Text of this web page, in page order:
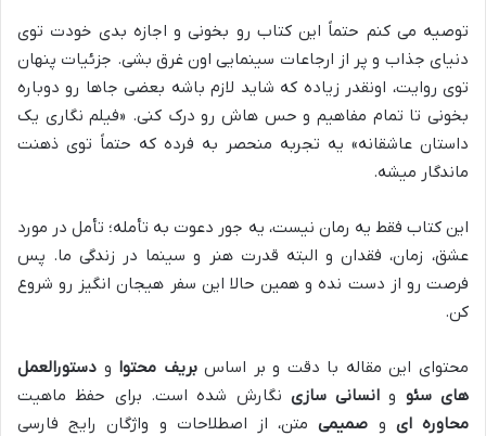
توصیه می کنم حتماً این کتاب رو بخونی و اجازه بدی خودت توی
دنیای جذاب و پر از ارجاعات سینمایی اون غرق بشی. جزئیات پنهان
توی روایت، اونقدر زیاده که شاید لازم باشه بعضی جاها رو دوباره
بخونی تا تمام مفاهیم و حس هاش رو درک کنی. «فیلم نگاری یک
داستان عاشقانه» یه تجربه منحصر به فرده که حتماً توی ذهنت
ماندگار میشه.
این کتاب فقط یه رمان نیست، یه جور دعوت به تأمله؛ تأمل در مورد
عشق، زمان، فقدان و البته قدرت هنر و سینما در زندگی ما. پس
فرصت رو از دست نده و همین حالا این سفر هیجان انگیز رو شروع
کن.
محتوای این مقاله با دقت و بر اساسبریف محتوا و دستورالعمل
های سئو و انسانی سازی نگارش شده است. برای حفظ ماهیت
محاوره ای و صمیمیمتن، از اصطلاحات و واژگان رایج فارسی